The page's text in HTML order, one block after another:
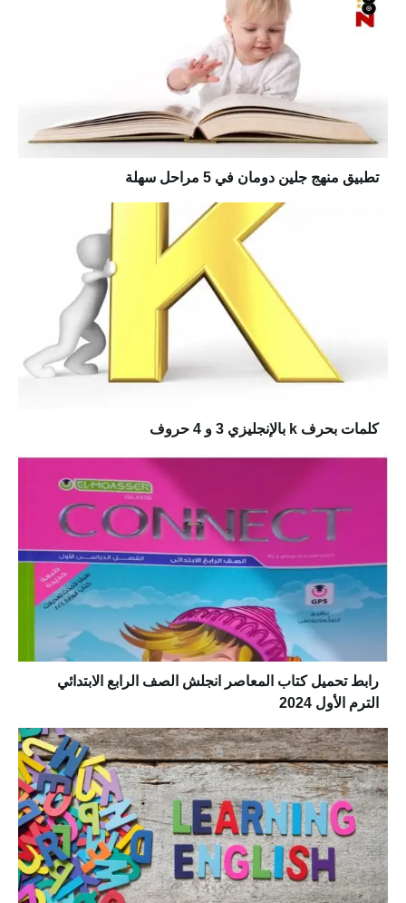
تطبيق منهج جلين دومان في 5 مراحل سهلة
كلمات بحرف k بالإنجليزي 3 و 4 حروف
رابط تحميل كتاب المعاصر انجلش الصف الرابع الابتدائي
الترم الأول 2024